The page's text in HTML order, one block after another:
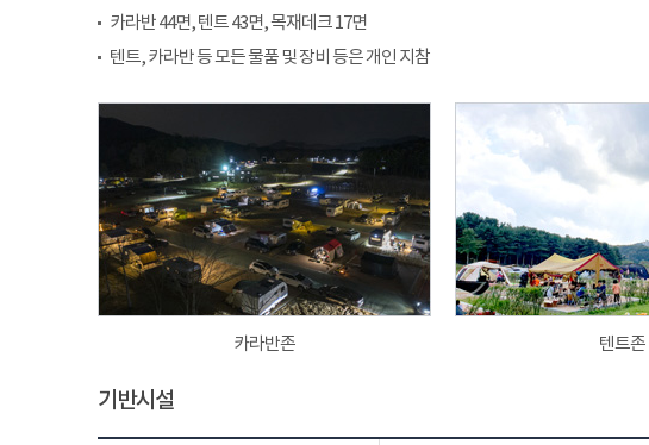
카라반 44면, 텐트 43면, 목재데크 17면
텐트, 카라반 등 모든 물품 및 장비 등은 개인 지참
카라반존 텐트존
기반시설